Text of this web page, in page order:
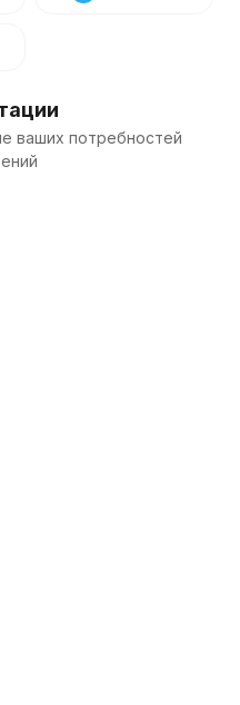
ваших потребностей